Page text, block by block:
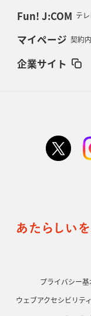
Fun! J:COM テ
マイページ 契約
企業サイト
プライバシー
ウェブアクセシビリテ